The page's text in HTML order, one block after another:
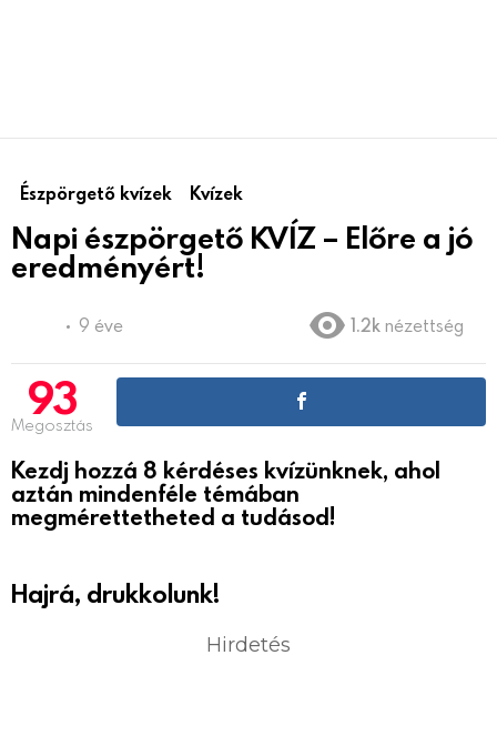
Észpörgető kvízek Kvízek
Napi észpörgető KVÍZ – Előre a jó
eredményért!
9 éve 1.2k nézettség
93
Megosztás
Kezdj hozzá 8 kérdéses kvízünknek, ahol
aztán mindenféle témában
megmérettetheted a tudásod!
Hajrá, drukkolunk!
Hirdetés